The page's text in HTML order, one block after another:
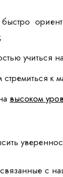
учиться
к
высоком
с